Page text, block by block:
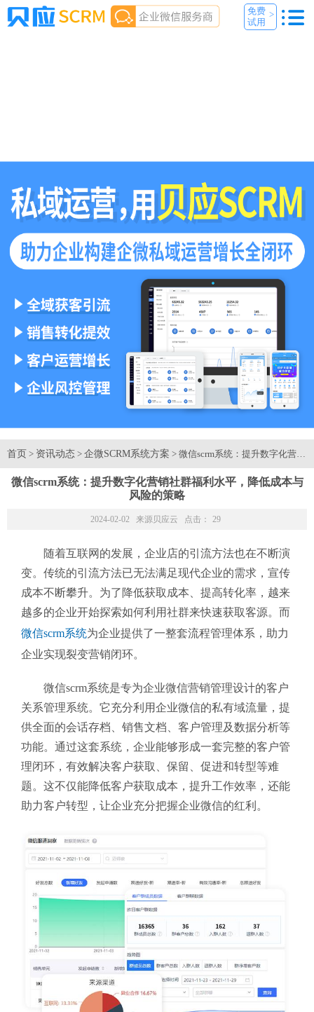
免费
试用
>
首页 > 资讯动态 > 企微SCRM系统方案 > 微信scrm系统：提升数字化营
微信scrm系统：提升数字化营销社群福利水平，降低成本与
风险的策略
2024-02-02 来源贝应云 点击： 29
随着互联网的发展，企业店的引流方法也在不断演
变。传统的引流方法已无法满足现代企业的需求，宣传
成本不断攀升。为了降低获取成本、提高转化率，越来
越多的企业开始探索如何利用社群来快速获取客源。而
微信scrm系统为企业提供了一整套流程管理体系，助力
企业实现裂变营销闭环。
微信scrm系统是专为企业微信营销管理设计的客户
关系管理系统。它充分利用企业微信的私有域流量，提
供全面的会话存档、销售文档、客户管理及数据分析等
功能。通过这套系统，企业能够形成一套完整的客户管
理闭环，有效解决客户获取、保留、促进和转型等难
题。这不仅能降低客户获取成本，提升工作效率，还能
助力客户转型，让企业充分把握企业微信的红利。